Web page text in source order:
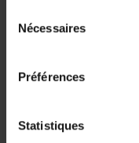
Nécessaires
Préférences
Statistiques
Risque de
Les lames ne